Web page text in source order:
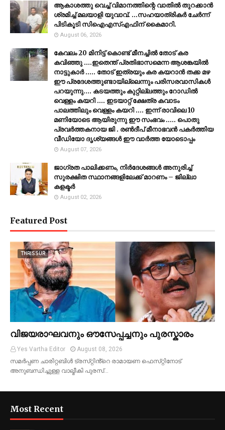
ആകാശത്തു വെച്ച് വിമാനത്തിന്റെ വാതില്‍ തുറക്കാന്‍
ശ്രമിച്ച് മലയാളി യുവാവ്. ...സഹയാത്രികര്‍ ചേര്‍ന്ന്
പിടികൂടി സിഐഎസ്എഫിന് കൈമാറി.
August 06, 2026
കേവലം 20 മിനിട്ട് കൊണ്ട് മീനച്ചിൽ തോട് കര
കവിഞ്ഞു ....ഇതെന്ത് പ്രതിഭാസമെന്ന ആശങ്കയിൽ
നാട്ടുകാർ ..... തോട് ഇത്രയും കര കയറാൻ തക്ക മഴ
ഈ പ്രദേശത്തുണ്ടായില്ലെന്നും പരിസരവാസികൾ
പറയുന്നു.... കടയത്തും കുറ്റില്ലത്തും റോഡിൽ
വെള്ളം കയറി .... ഇടയാറ്റ് ക്ഷേത്ര കവാടം
പാലത്തിലും വെള്ളം കയറി .... ഇന്ന് രാവിലെ 10
മണിയോടെ ആയിരുന്നു ഈ സംഭവം ..... പൊതു
പ്രവർത്തകനായ ജി . രൺദീപ് മീനാഭവൻ പകർത്തിയ
വീഡിയോ ദൃശ്യങ്ങൾ ഈ വാർത്ത യോടൊപ്പം
August 07, 2026
ജാഗ്രത പാലിക്കണം, നിര്‍ദേശങ്ങള്‍ അനുരിച്ച്
സുരക്ഷിത സ്ഥാനങ്ങളിലേക്ക് മാറണം – ജില്ലാ
കളക്ടർ
August 02, 2026
Featured Post
THRISSUR
വിജയരാഘവനും ഔസേപ്പച്ചനും പുരസ്കാരം
Yes Vartha Editor
August 08, 2026
സമർപ്പണ ചാരിറ്റബിൾ ട്രസ്‌റ്റിൻ്റെ രാമായണ ഫെസ്‌റ്റിനോട്
അനുബന്ധിച്ചുള്ള വാല്മീകി പുരസ്…
Most Recent